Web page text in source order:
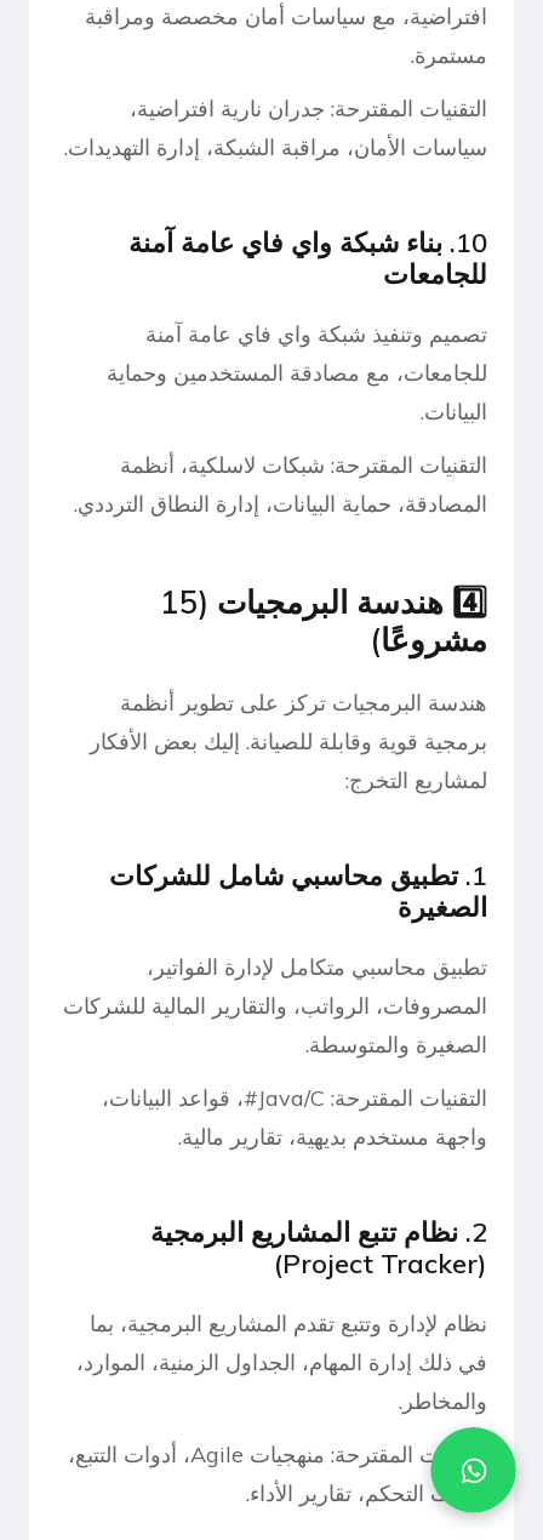
افتراضية، مع سياسات أمان مخصصة ومراقبة
مستمرة.
التقنيات المقترحة: جدران نارية افتراضية،
سياسات الأمان، مراقبة الشبكة، إدارة التهديدات.
10. بناء شبكة واي فاي عامة آمنة
للجامعات
تصميم وتنفيذ شبكة واي فاي عامة آمنة
للجامعات، مع مصادقة المستخدمين وحماية
البيانات.
التقنيات المقترحة: شبكات لاسلكية، أنظمة
المصادقة، حماية البيانات، إدارة النطاق الترددي.
4️⃣ هندسة البرمجيات (15
مشروعًا)
هندسة البرمجيات تركز على تطوير أنظمة
برمجية قوية وقابلة للصيانة. إليك بعض الأفكار
لمشاريع التخرج:
1. تطبيق محاسبي شامل للشركات
الصغيرة
تطبيق محاسبي متكامل لإدارة الفواتير،
المصروفات، الرواتب، والتقارير المالية للشركات
الصغيرة والمتوسطة.
التقنيات المقترحة: Java/C#، قواعد البيانات،
واجهة مستخدم بديهية، تقارير مالية.
2. نظام تتبع المشاريع البرمجية
(Project Tracker)
نظام لإدارة وتتبع تقدم المشاريع البرمجية، بما
في ذلك إدارة المهام، الجداول الزمنية، الموارد،
والمخاطر.
التقنيات المقترحة: منهجيات Agile، أدوات التتبع،
لوحات التحكم، تقارير الأداء.